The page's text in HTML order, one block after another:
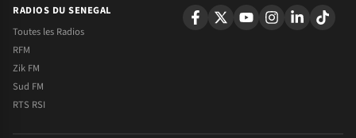
RADIOS DU SENEGAL
Toutes les Radios
RFM
Zik FM
Sud FM
RTS RSI